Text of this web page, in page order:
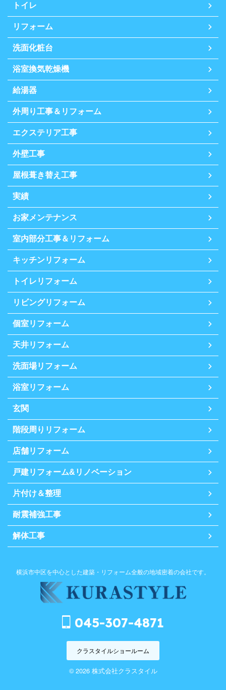
トイレ
リフォーム
洗面化粧台
浴室換気乾燥機
給湯器
外周り工事＆リフォーム
エクステリア工事
外壁工事
屋根葺き替え工事
実績
お家メンテナンス
室内部分工事＆リフォーム
キッチンリフォーム
トイレリフォーム
リビングリフォーム
個室リフォーム
天井リフォーム
洗面場リフォーム
浴室リフォーム
玄関
階段周りリフォーム
店舗リフォーム
戸建リフォーム&リノベーション
片付け＆整理
耐震補強工事
解体工事
横浜市中区を中心とした建築・リフォーム全般の地域密着の会社です。
045-307-4871
クラスタイルショールーム
© 2026 株式会社クラスタイル